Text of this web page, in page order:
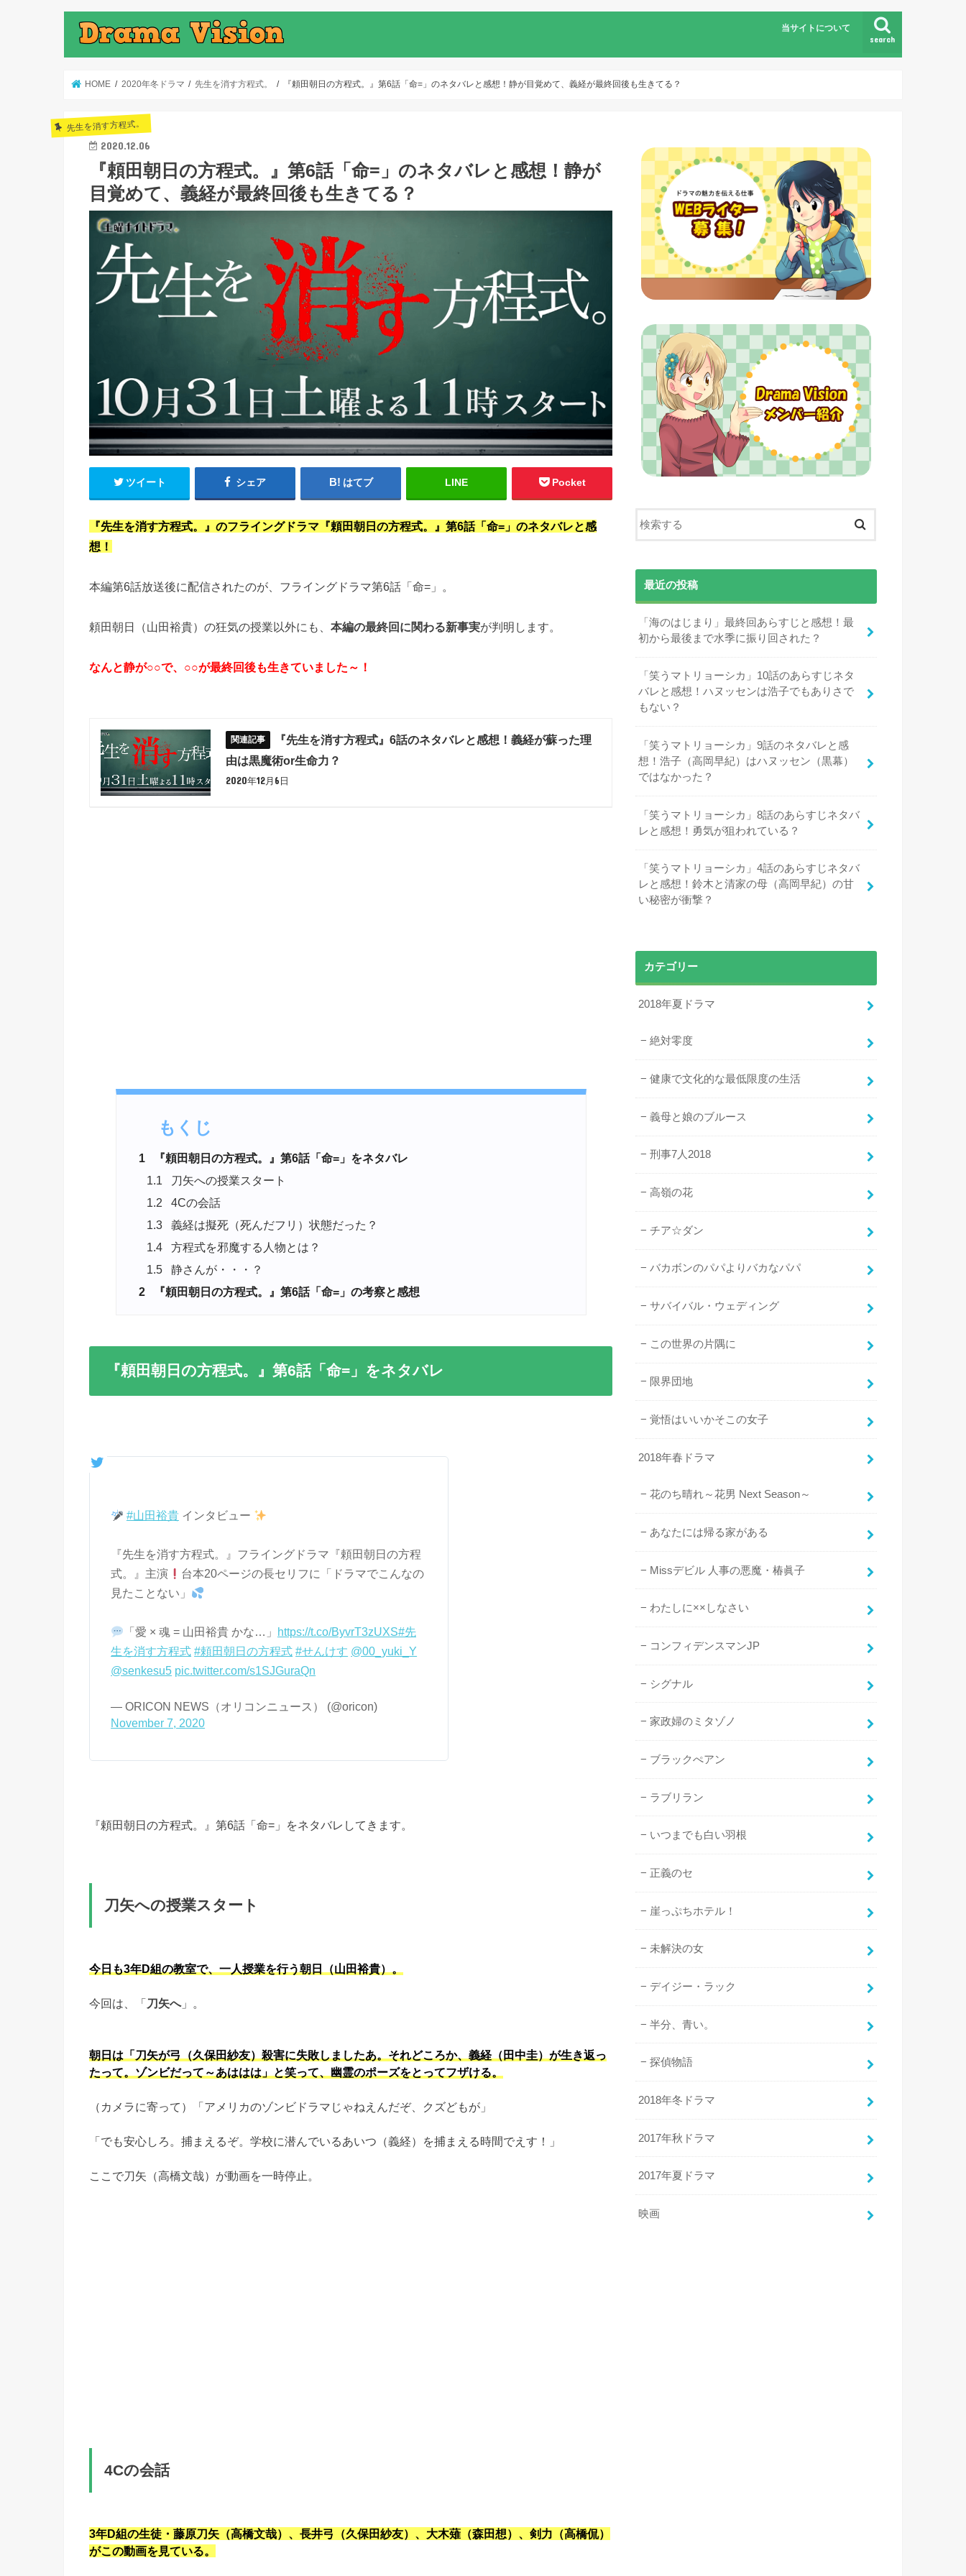
search
当サイトについて
HOME 2020年冬ドラマ 先生を消す方程式。 『頼田朝日の方程式。』第6話「命=」のネタバレと感想！静が目覚めて、義経が最終回後も生きてる？
先生を消す方程式。
2020.12.06
『頼田朝日の方程式。』第6話「命=」のネタバレと感想！静が
目覚めて、義経が最終回後も生きてる？
ツイート シェア はてブ LINE Pocket
『先生を消す方程式。』のフライングドラマ『頼田朝日の方程式。』第6話「命=」のネタバレと感
想！
本編第6話放送後に配信されたのが、フライングドラマ第6話「命=」。
頼田朝日（山田裕貴）の狂気の授業以外にも、 本編の最終回に関わる新事実が判明します。
なんと静が○○で、○○が最終回後も生きていました～！
『先生を消す方程式』6話のネタバレと感想！義経が蘇った理
由は黒魔術or生命力？
2020年12月6日
もくじ
1
『頼田朝日の方程式。』第6話「命=」をネタバレ
1.1
刀矢への授業スタート
1.2
4Cの会話
1.3
義経は擬死（死んだフリ）状態だった？
1.4
方程式を邪魔する人物とは？
1.5
静さんが・・・？
2
『頼田朝日の方程式。』第6話「命=」の考察と感想
『頼田朝日の方程式。』第6話「命=」をネタバレ
#山田裕貴インタビュー
『先生を消す方程式。』フライングドラマ『頼田朝日の方程
式。』主演
台本20ページの長セリフに「ドラマでこんなの
見たことない」
「愛 × 魂 = 山田裕貴 かな…」 https://t.co/ByvrT3zUXS#先
生を消す方程式 #頼田朝日の方程式 #せんけす @00_yuki_Y
@senkesu5 pic.twitter.com/s1SJGuraQn
— ORICON NEWS（オリコンニュース） (@oricon)
November 7, 2020
『頼田朝日の方程式。』第6話「命=」をネタバレしてきます。
刀矢への授業スタート
今日も3年D組の教室で、一人授業を行う朝日（山田裕貴）。
今回は、「刀矢へ」。
朝日は「刀矢が弓（久保田紗友）殺害に失敗しましたあ。それどころか、義経（田中圭）が生き返っ
たって。ゾンビだって～あははは」と笑って、幽霊のポーズをとってフザける。
（カメラに寄って）「アメリカのゾンビドラマじゃねえんだぞ、クズどもが」
「でも安心しろ。捕まえるぞ。学校に潜んでいるあいつ（義経）を捕まえる時間でえす！」
ここで刀矢（高橋文哉）が動画を一時停止。
4Cの会話
3年D組の生徒・藤原刀矢（高橋文哉）、長井弓（久保田紗友）、大木薙（森田想）、剣力（高橋侃）
がこの動画を見ている。
最近の投稿
「海のはじまり」最終回あらすじと感想！最
初から最後まで水季に振り回された？
「笑うマトリョーシカ」10話のあらすじネタ
バレと感想！ハヌッセンは浩子でもありさで
もない？
「笑うマトリョーシカ」9話のネタバレと感
想！浩子（高岡早紀）はハヌッセン（黒幕）
ではなかった？
「笑うマトリョーシカ」8話のあらすじネタバ
レと感想！勇気が狙われている？
「笑うマトリョーシカ」4話のあらすじネタバ
レと感想！鈴木と清家の母（高岡早紀）の甘
い秘密が衝撃？
カテゴリー
2018年夏ドラマ
絶対零度
健康で文化的な最低限度の生活
義母と娘のブルース
刑事7人2018
高嶺の花
チア☆ダン
バカボンのパパよりバカなパパ
サバイバル・ウェディング
この世界の片隅に
限界団地
覚悟はいいかそこの女子
2018年春ドラマ
花のち晴れ～花男 Next Season～
あなたには帰る家がある
Missデビル 人事の悪魔・椿眞子
わたしに××しなさい
コンフィデンスマンJP
シグナル
家政婦のミタゾノ
ブラックぺアン
ラブリラン
いつまでも白い羽根
正義のセ
崖っぷちホテル！
未解決の女
デイジー・ラック
半分、青い。
探偵物語
2018年冬ドラマ
2017年秋ドラマ
2017年夏ドラマ
映画